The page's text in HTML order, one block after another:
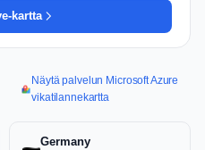
kartta
Näytä palvelun Microsoft Azure
vikatilannekartta
Germany